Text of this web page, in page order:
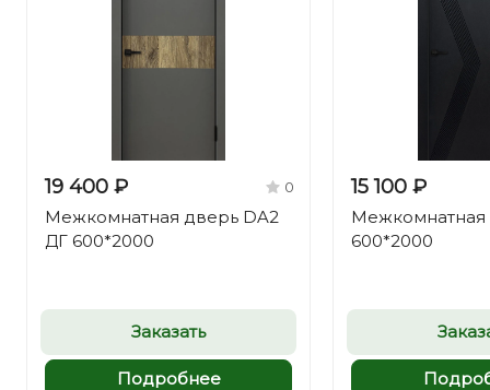
19 400 ₽ 0
Межкомнатная дверь DA2
ДГ 600*2000
Заказать
Подробнее
15 100 ₽
Межкомнатная
600*2000